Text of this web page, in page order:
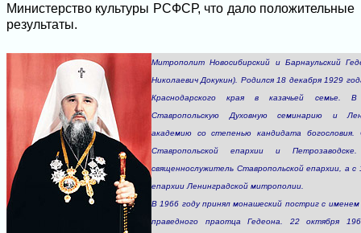
Министерство культуры РСФСР, что дало положительные
результаты.
Митрополит Новосибирский и Барнаульский
Николаевич Докукин). Родился 18 декабря 1929
Краснодарского края в казачьей семье.
Ставропольскую Духовную семинарию и
академию со степенью кандидата богословия.
Ставропольской епархии и
священнослужитель Ставропольской епархии, а
епархии Ленинградской митрополии.
В 1966 году принял монашеский постриг с именем
праведного праотца Гедеона. 22 октября